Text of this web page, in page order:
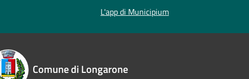
L'app di Municipium
Comune di Longarone